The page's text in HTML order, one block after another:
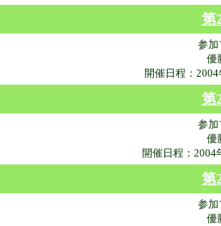
第
参加
優
開催日程：
第
参加
優
開催日程：2004
第
参加
優